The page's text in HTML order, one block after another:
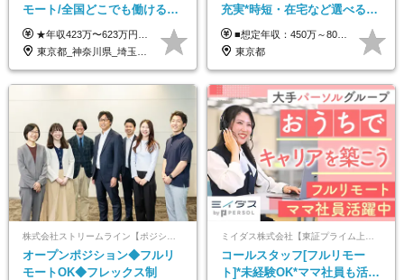
モート/全国どこでも働ける】
未経験OK*土日祝休み*残業少
なめ*在宅勤務手当あり
★年収423万〜623万円のモデルあり（想定時間外手当10時間分含む） ★半年に一度ドカンと支給のボーナスあり（半年に1度最大150万円） 月給25万円〜＋各種手当＋インセンティブ ＊リモートワーク手当（4000円/月） ＊リモートワーク一時金（1万5000円） ＊残業手当全額支給 ※経験・スキルにより月給を決定します ※試用期間：2ヵ月あり。期間中の雇用形態・給与・待遇に変更はありません 《頑張りはインセンティブとして還元！》 当社は5段階の評価制度を導入。 半期に1回の評価で最高ランク（5点）を獲得したメンバーには、 150万円のインセンティブを支給！ これが半年に一度のインセンティブとして支給されるため、 成果を出した分だけまとまった収入を得られる仕組みです。 【固定残業代について】 なし（残業代は、実際の労働時間に応じて別途全額支給）
東京都_神奈川県_埼玉県_千葉県_大阪府_愛知県_北海道_青森県_岩手県_宮城県_秋田県_山形県_福島県_茨城県_栃木県_群馬県_新潟県_山梨県_長野県_富山県_石川県_福井県_静岡県_岐阜県_三重県_兵庫県_京都府_滋賀県_奈良県_和歌山県_広島県_岡山県_鳥取県_島根県_山口県_徳島県_香川県_愛媛県_高知県_福岡県_熊本県_佐賀県_長崎県_大分県_宮崎県_鹿児島県_沖縄県
充実*時短・在宅など選べる働
き方*賞与年2回
■想定年収：450万～800万円（基本給12ヶ月分＋賞与2ヶ月分） ※上記想定年収はフルタイムの働き方を想定しています。 それ以外の働き方（勤務日数、時短、固定残業時間数の変更など）の場合 上記想定年収の支給を確約するものではありません ※賞与は全社の業績に応じて変動の可能性があります ※ご経験・スキルを考慮のうえ、当社規定により優遇します （試用期間3ヶ月有/給与・待遇に差異なし） ■昇給年1回 ■賞与年2回（2月・8月）
東京都
オープンポジション◆フルリ
モートOK◆フレックス制
コールスタッフ[フルリモー
ト]*未経験OK*ママ社員も活躍